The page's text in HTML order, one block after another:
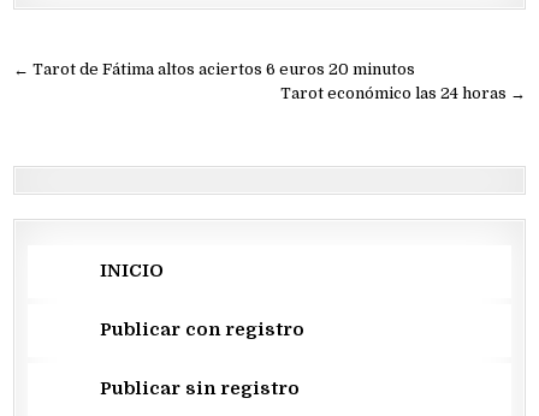
Navegación
← Tarot de Fátima altos aciertos 6 euros 20 minutos
Tarot económico las 24 horas →
INICIO
Publicar con registro
Publicar sin registro